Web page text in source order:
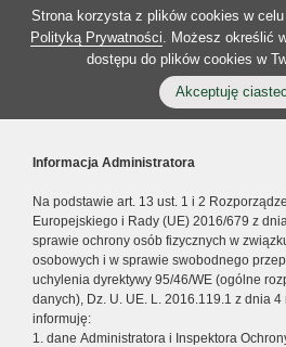
Strona korzysta z plików cookies w
Polityką Prywatności. Możesz określić
dostępu do plików cookies w
Akceptuję
Informacja Administratora
Na podstawie art. 13 ust. 1 i 2
Europejskiego i Rady (UE) 2016/679 z
sprawie ochrony osób fizycznych w
osobowych i w sprawie swobodnego
uchylenia dyrektywy 95/46/WE (ogólne
danych), Dz. U. UE. L. 2016.119.1 z dnia
informuję:
1. dane Administratora i Inspektora